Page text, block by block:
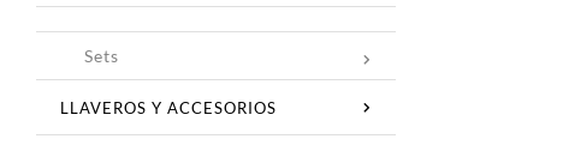
Sets
LLAVEROS Y ACCESORIOS